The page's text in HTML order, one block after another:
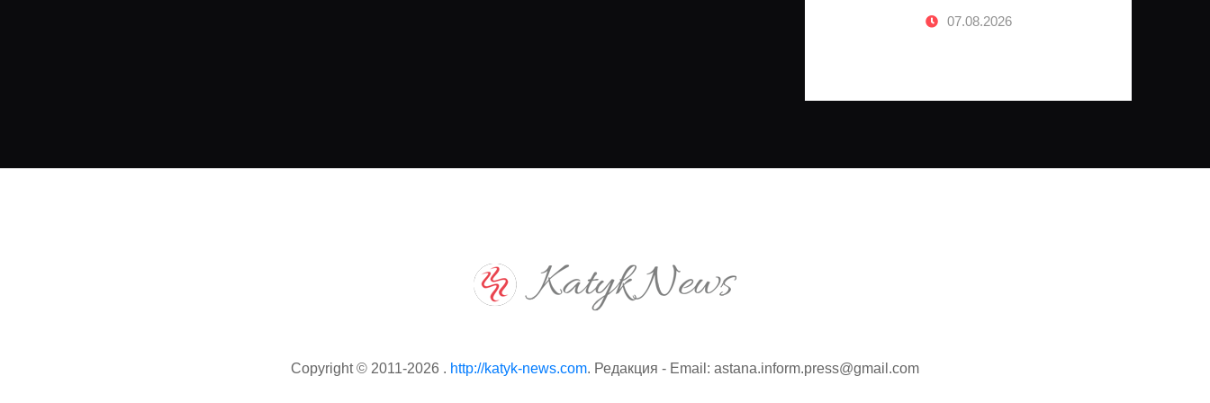
07.08.2026
Copyright © 2011-2026 . http://katyk-news.com. Редакция - Email: astana.inform.press@gmail.com